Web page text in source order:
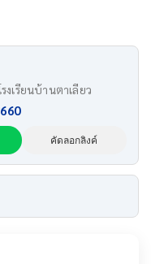
เรียนบ้านตาเลียว
คัดลอกลิงค์